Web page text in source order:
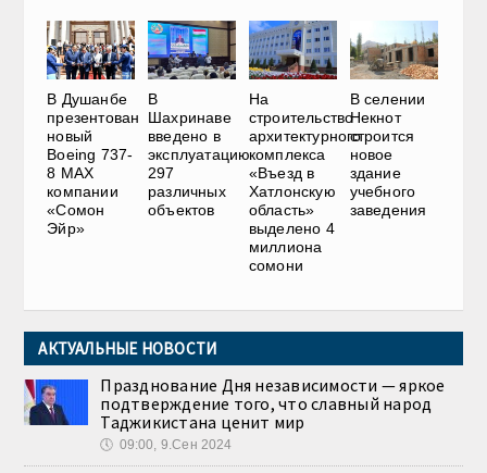
В Душанбе
презентован
новый
Boeing 737-
8 MAX
компании
«Сомон
Эйр»
В
Шахринаве
введено в
эксплуатацию
297
различных
объектов
На
строительство
архитектурного
комплекса
«Въезд в
Хатлонскую
область»
выделено 4
миллиона
сомони
В селении
Некнот
строится
новое
здание
учебного
заведения
АКТУАЛЬНЫЕ НОВОСТИ
Празднование Дня независимости — яркое
подтверждение того, что славный народ
Таджикистана ценит мир
🕔 09:00, 9.Сен 2024